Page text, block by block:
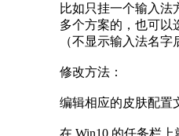
比如只挂一个输入法
多个方案的，也可以
（不显示输入法名
修改方法：
编辑相应的皮肤配置